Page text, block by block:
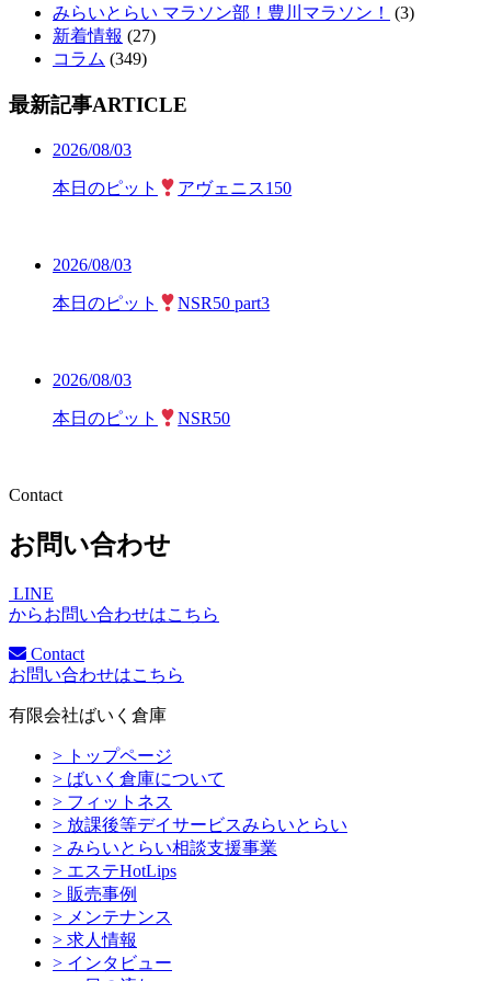
みらいとらい マラソン部！豊川マラソン！
(3)
新着情報 (27)
コラム (349)
最新記事ARTICLE
2026/08/03
本日のピット アヴェニス150
2026/08/03
本日のピット NSR50 part3
2026/08/03
本日のピット NSR50
Contact
お問い合わせ
LINE
からお問い合わせはこちら
Contact
お問い合わせはこちら
有限会社ばいく倉庫
> トップページ
> ばいく倉庫について
> フィットネス
> 放課後等デイサービスみらいとらい
> みらいとらい相談支援事業
> エステHotLips
> 販売事例
> メンテナンス
> 求人情報
> インタビュー